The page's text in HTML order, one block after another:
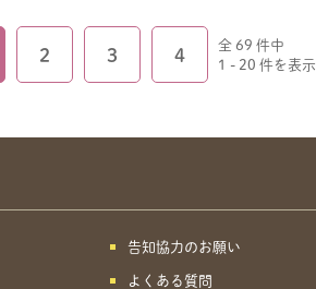
2 3 4
全 69 件中
1 - 20 件を表示
告知協力のお願い
よくある質問